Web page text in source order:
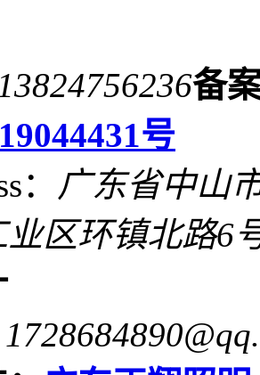
备
号
： 广东省中山
区环镇北路6